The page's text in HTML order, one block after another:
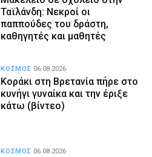
Ταϊλάνδη: Νεκροί οι
παππούδες του δράστη,
καθηγητές και μαθητές
Κοράκι στη Βρετανία πήρε στο
κυνήγι γυναίκα και την έριξε
κάτω (βίντεο)
ΚΟΣΜΟΣ 06.08.2026
ΚΟΣΜΟΣ 06.08.2026